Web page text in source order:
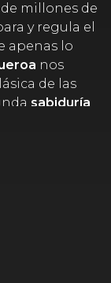
millones de
y regula el
apenas lo
nos
de las
sabiduría
como el